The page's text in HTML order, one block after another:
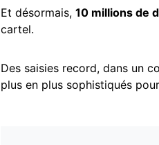
Et désormais, 10 millions de
cartel.
Des saisies record, dans un
plus en plus sophistiqués